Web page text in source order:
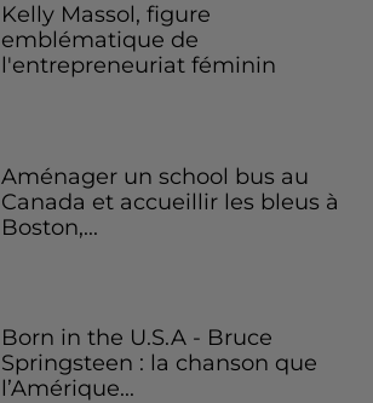
Kelly Massol, figure
emblématique de
l'entrepreneuriat féminin
Aménager un school bus au
Canada et accueillir les bleus à
Boston,...
Born in the U.S.A - Bruce
Springsteen : la chanson que
l’Amérique...